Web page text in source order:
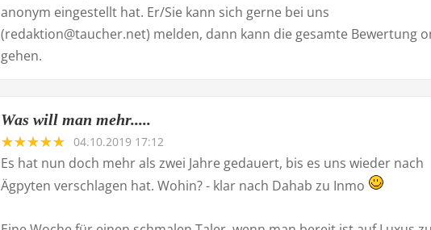
anonym eingestellt hat. Er/Sie kann sich gerne bei uns
(redaktion@taucher.net) melden, dann kann die gesamte Bewertung
gehen.
Was will man mehr.....
04.10.2019 17:12
Es hat nun doch mehr als zwei Jahre gedauert, bis es uns wieder nach
Ägpyten verschlagen hat. Wohin? - klar nach Dahab zu Inmo